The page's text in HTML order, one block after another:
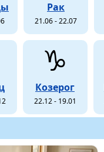
Рак
21.06 - 22.07
♑
Козерог
22.12 - 19.01